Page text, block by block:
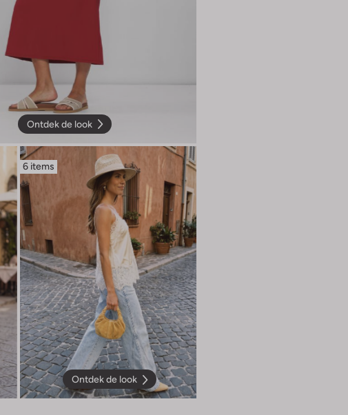
Ontdek de look
6 items
Ontdek de look